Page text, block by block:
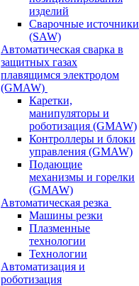
изделий
Сварочные источники
(SAW)
Автоматическая сварка в
защитных газах
плавящимся электродом
(GMAW)
Каретки,
манипуляторы и
роботизация (GMAW)
Контроллеры и блоки
управления (GMAW)
Подающие
механизмы и горелки
(GMAW)
Автоматическая резка
Машины резки
Плазменные
технологии
Технологии
Автоматизация и
роботизация